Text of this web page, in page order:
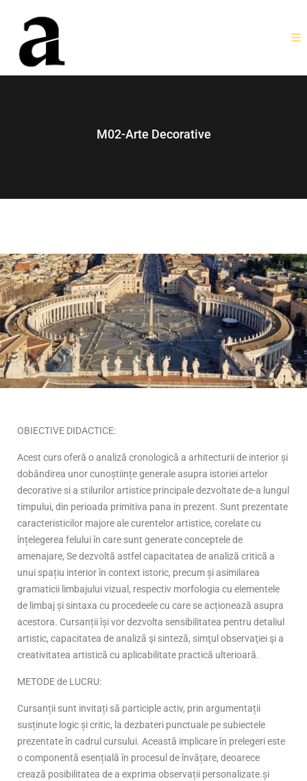
M02-Arte Decorative
OBIECTIVE DIDACTICE:
Acest curs oferă o analiză cronologică a arhitecturii de interior și
dobândirea unor cunoștiințe generale asupra istoriei artelor
decorative si a stilurilor artistice principale dezvoltate de-a lungul
timpului, din perioada primitiva pana in prezent. Sunt prezentate
caracteristicilor majore ale curentelor artistice, corelate cu
înțelegerea felului în care sunt generate conceptele de
amenajare, Se dezvoltă astfel capacitatea de analiză critică a
unui spațiu interior în context istoric, precum și asimilarea
gramaticii limbajului vizual, respectiv morfologia cu elementele
de limbaj și sintaxa cu procedeele cu care se acționează asupra
acestora. Cursanții își vor dezvolta sensibilitatea pentru detaliul
artistic, capacitatea de analiză şi sinteză, simţul observaţiei şi a
creativitatea artistică cu aplicabilitate practică ulterioară.
METODE de LUCRU:
Cursanții sunt invitați să participle activ, prin argumentații
susținute logic și critic, la dezbateri punctuale pe subiectele
prezentate în cadrul cursului. Această implicare în prelegeri este
o componentă esențială în procesul de învățare, deoarece
crează posibilitatea de a exprima observații personalizate.și